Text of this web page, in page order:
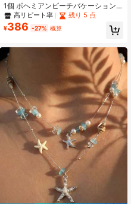
1個 ボヘミアンビーチバケーション
スタイル ラインストーン ヒトデ シ
ェル フィッシュ マルチストランド
タッセルデザイン プレミアム 多用途
高リピート率 残り 5 点
¥386 -27% 概算